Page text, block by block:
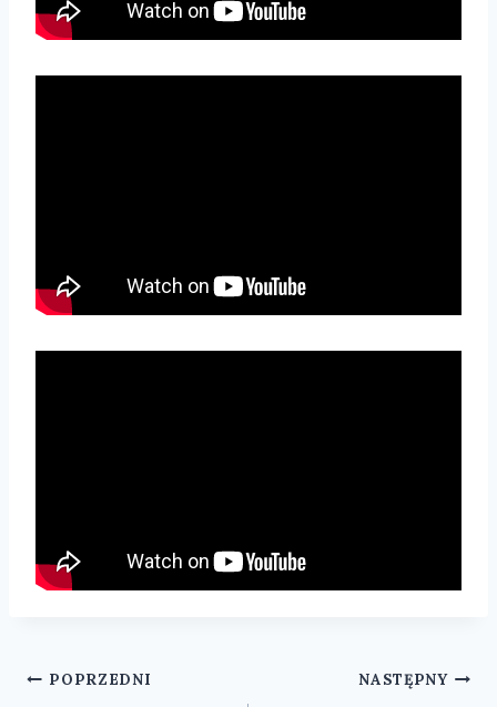
Nawigacja
POPRZEDNI NASTĘPNY